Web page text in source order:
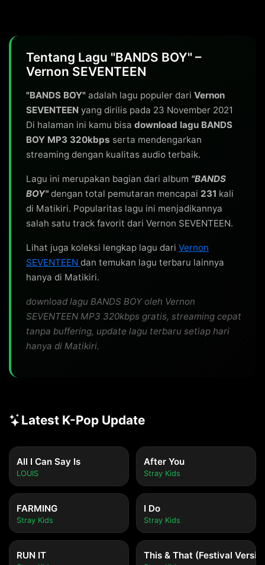
Tentang Lagu "BANDS BOY" –
Vernon SEVENTEEN
"BANDS BOY" adalah lagu populer dari Vernon
SEVENTEEN yang dirilis pada 23 November 2021
Di halaman ini kamu bisa download lagu BANDS
BOY MP3 320kbps serta mendengarkan
streaming dengan kualitas audio terbaik.
Lagu ini merupakan bagian dari album "BANDS
BOY"dengan total pemutaran mencapai 231 kali
di Matikiri. Popularitas lagu ini menjadikannya
salah satu track favorit dari Vernon SEVENTEEN.
Lihat juga koleksi lengkap lagu dari Vernon
SEVENTEEN dan temukan lagu terbaru lainnya
hanya di Matikiri.
download lagu BANDS BOY oleh Vernon
SEVENTEEN MP3 320kbps gratis, streaming cepat
tanpa buffering, update lagu terbaru setiap hari
hanya di Matikiri.
Latest K-Pop Update
All I Can Say Is
LOUIS
After You
Stray Kids
FARMING
Stray Kids
I Do
Stray Kids
RUN IT This & That (Festival